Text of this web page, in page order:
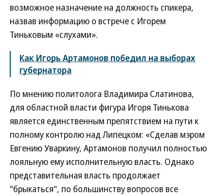
возможное назначение на должность спикера,
назвав информацию о встрече с Игорем
Тиньковым «слухами».
Как Игорь Артамонов победил на выборах
губернатора
По мнению политолога Владимира Слатинова,
для областной власти фигура Игоря Тинькова
является единственным препятствием на пути к
полному контролю над Липецком: «Сделав мэром
Евгению Уваркину, Артамонов получил полностью
лояльную ему исполнительную власть. Однако
представительная власть продолжает
"брыкаться", по большинству вопросов все